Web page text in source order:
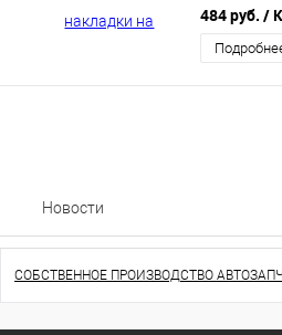
484 руб. /
Новости
СОБСТВЕННОЕ ПРОИЗВОДСТВО